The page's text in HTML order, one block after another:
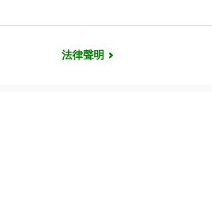
法律聲明